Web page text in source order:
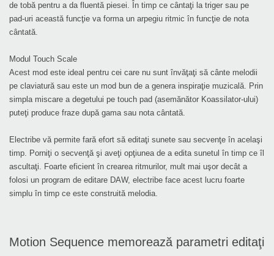
de tobă pentru a da fluentă piesei. În timp ce cântaţi la triger sau pe
pad-uri această funcţie va forma un arpegiu ritmic în funcţie de nota
cântată.
Modul Touch Scale
Acest mod este ideal pentru cei care nu sunt învăţaţi să cânte melodii
pe claviatură sau este un mod bun de a genera inspiraţie muzicală. Prin
simpla miscare a degetului pe touch pad (asemănător Koassilator-ului)
puteţi produce fraze după gama sau nota cântată.
Electribe vă permite fară efort să editaţi sunete sau secvenţe în acelaşi
timp. Porniţi o secvenţă şi aveţi opţiunea de a edita sunetul în timp ce îl
ascultaţi. Foarte eficient în crearea ritmurilor, mult mai uşor decât a
folosi un program de editare DAW, electribe face acest lucru foarte
simplu în timp ce este construită melodia.
Motion Sequence memorează parametri editaţi